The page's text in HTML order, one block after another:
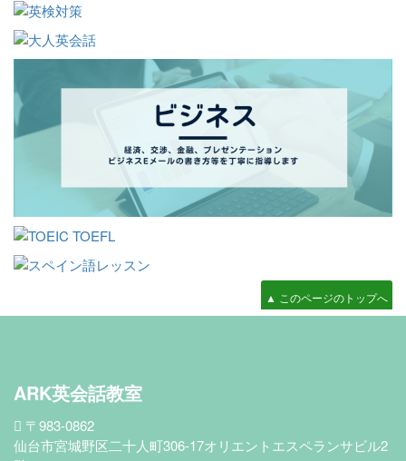
▲ このページのトップへ
ARK英会話教室
〒983-0862
仙台市宮城野区二十人町306-17オリエントエスペランサビル2